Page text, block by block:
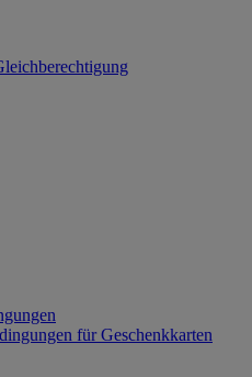
für Geschenkkarten